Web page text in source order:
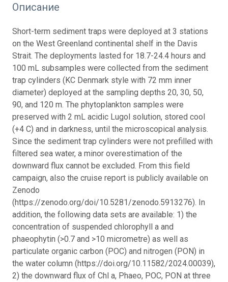
Описание
Short-term sediment traps were deployed at 3 stations
on the West Greenland continental shelf in the Davis
Strait. The deployments lasted for 18.7-24.4 hours and
100 mL subsamples were collected from the sediment
trap cylinders (KC Denmark style with 72 mm inner
diameter) deployed at the sampling depths 20, 30, 50,
90, and 120 m. The phytoplankton samples were
preserved with 2 mL acidic Lugol solution, stored cool
(+4 C) and in darkness, until the microscopical analysis.
Since the sediment trap cylinders were not prefilled with
filtered sea water, a minor overestimation of the
downward flux cannot be excluded. From this field
campaign, also the cruise report is publicly available on
Zenodo
(https://zenodo.org/doi/10.5281/zenodo.5913276). In
addition, the following data sets are available: 1) the
concentration of suspended chlorophyll a and
phaeophytin (>0.7 and >10 micrometre) as well as
particulate organic carbon (POC) and nitrogen (PON) in
the water column (https://doi.org/10.11582/2024.00039),
2) the downward flux of Chl a, Phaeo, POC, PON at three